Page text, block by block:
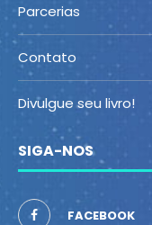
Parcerias
Contato
Divulgue seu livro!
SIGA-NOS
FACEBOOK